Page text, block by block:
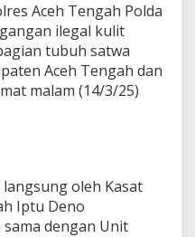
Aceh Tengah Polda
ilegal kulit
tubuh satwa
Aceh Tengah dan
malam (14/3/25)
oleh Kasat
Iptu Deno
sama dengan Unit